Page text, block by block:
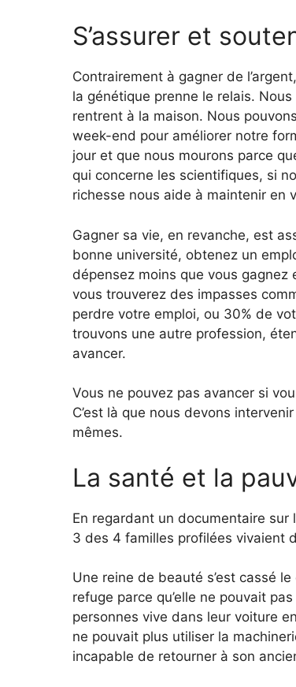
S’assurer et
Contrairement à gagner de
la génétique prenne le relais.
rentrent à la maison. Nous
week-end pour améliorer notre
jour et que nous mourons parce
qui concerne les scientifiques, si
richesse nous aide à maintenir en
Gagner sa vie, en revanche, est
bonne université, obtenez un
dépensez moins que vous
vous trouverez des impasses
perdre votre emploi, ou 30% de
trouvons une autre profession,
avancer.
Vous ne pouvez pas avancer si
C’est là que nous devons
mêmes.
La santé et la
En regardant un documentaire sur
3 des 4 familles profilées vivaient
Une reine de beauté s’est cassé
refuge parce qu’elle ne pouvait
personnes vive dans leur voiture
ne pouvait plus utiliser la
incapable de retourner à son